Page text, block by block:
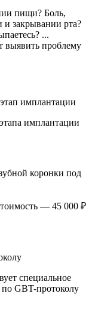
пищи? Боль,
и закрывании рта?
...
выявить проблему
имплантации
имплантации
коронки под
— 45 000 ₽
специальное
GBT-протоколу